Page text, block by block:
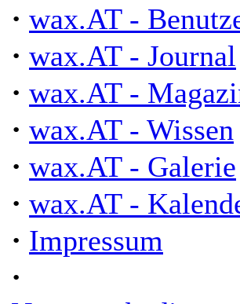
· wax.AT -
· wax.AT - Journal
· wax.AT -
· wax.AT - Wissen
· wax.AT - Galerie
· wax.AT -
· Impressum
·